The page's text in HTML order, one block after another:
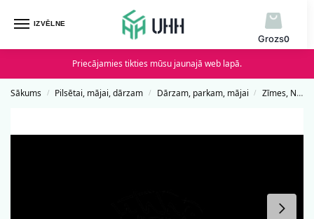
IZVĒLNE
0
Priecājamies tikties mūsu jaunajā web lapā.
Sākums / Pilsētai, mājai, dārzam / Dārzam, parkam, mājai / Zīmes, Norādes un Uzlīmes